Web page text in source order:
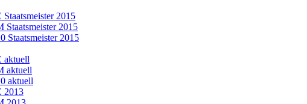
Staatsmeister 2015
Staatsmeister 2015
Staatsmeister 2015
aktuell
aktuell
aktuell
2013